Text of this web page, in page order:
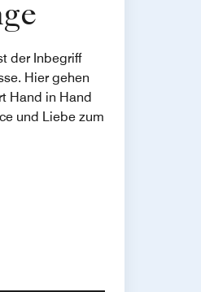
der Inbegriff
Hier gehen
Hand in Hand
und Liebe zum